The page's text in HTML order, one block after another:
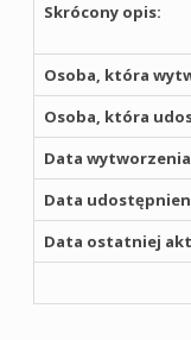
Skrócony opis:
Osoba, która
Osoba, która
Data
Data
Data ostatniej